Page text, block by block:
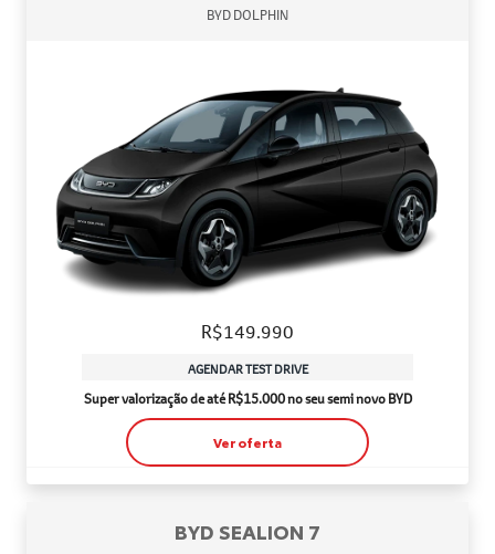
BYD DOLPHIN
R$149.990
AGENDAR TEST DRIVE
Super valorização de até R$15.000 no seu semi novo BYD
Ver oferta
BYD SEALION 7